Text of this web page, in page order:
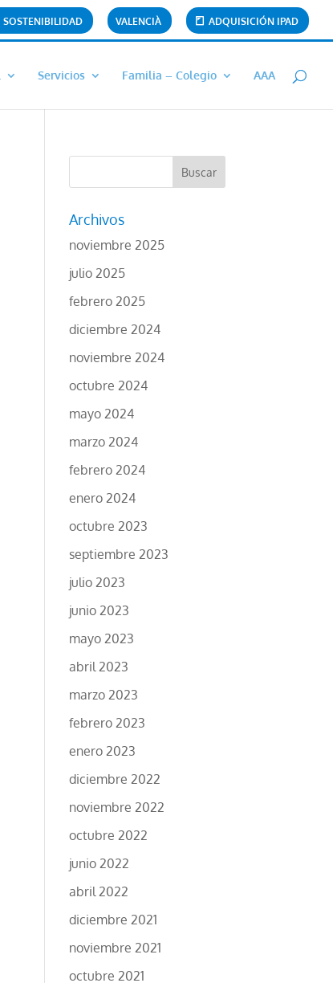
SOSTENIBILIDAD VALENCIÀ ADQUISICIÓN IPAD
Servicios Familia – Colegio AAA
Archivos
noviembre 2025
julio 2025
febrero 2025
diciembre 2024
noviembre 2024
octubre 2024
mayo 2024
marzo 2024
febrero 2024
enero 2024
octubre 2023
septiembre 2023
julio 2023
junio 2023
mayo 2023
abril 2023
marzo 2023
febrero 2023
enero 2023
diciembre 2022
noviembre 2022
octubre 2022
junio 2022
abril 2022
diciembre 2021
noviembre 2021
octubre 2021